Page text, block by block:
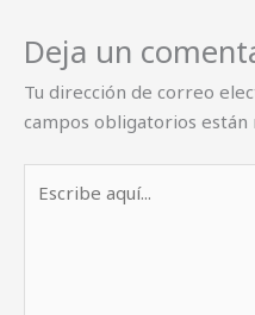
Deja un
Tu dirección de correo
campos obligatorios están
aquí...